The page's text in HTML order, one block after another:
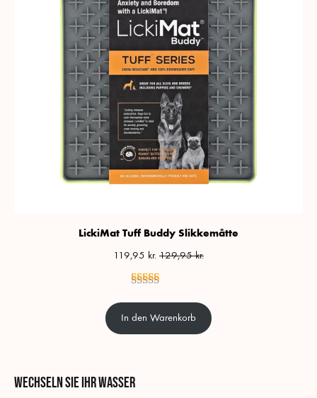
LickiMat Tuff Buddy Slikkemåtte
119,95 kr. 129,95kr.
In den Warenkorb
Wechseln Sie ihr Wasser